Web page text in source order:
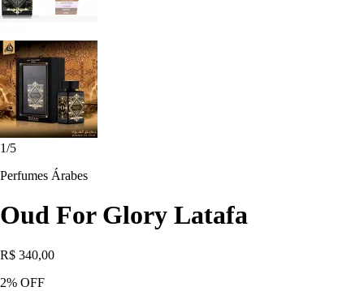
1/5
Perfumes Árabes
Oud For Glory Latafa
R$ 340,00
2% OFF